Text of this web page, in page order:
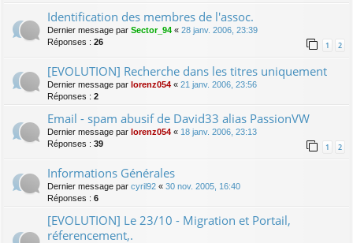
Identification des membres de l'assoc.
Dernier message par Sector_94 « 28 janv. 2006, 23:39
Réponses : 26 1 2
[EVOLUTION] Recherche dans les titres uniquement
Dernier message par lorenz054 « 21 janv. 2006, 23:56
Réponses : 2
Email - spam abusif de David33 alias PassionVW
Dernier message par lorenz054 « 18 janv. 2006, 23:13
Réponses : 39 1 2
Informations Générales
Dernier message par cyril92 « 30 nov. 2005, 16:40
Réponses : 6
[EVOLUTION] Le 23/10 - Migration et Portail,
réferencement,.